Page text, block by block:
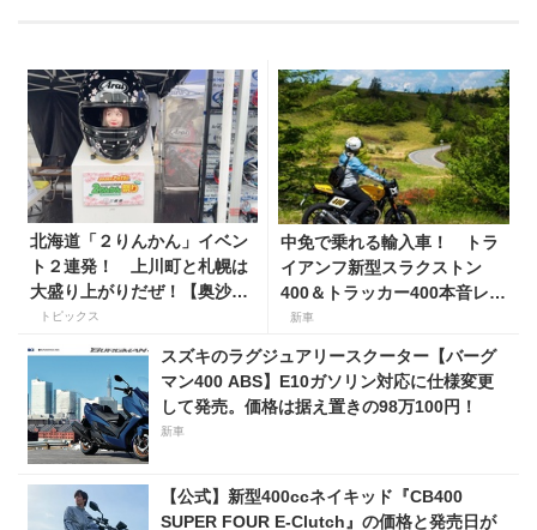
北海道「２りんかん」イベン
ト２連発！ 上川町と札幌は
大盛り上がりだぜ！【奥沙織
のバイク日和 第3回】
トピックス
中免で乗れる輸入車！ トラ
イアンフ新型スラクストン
400＆トラッカー400本音レビ
ュー【身長154cmの足着き
新車
スズキのラグジュアリースクーター【バーグ
マン400 ABS】E10ガソリン対応に仕様変更
して発売。価格は据え置きの98万100円！
新車
【公式】新型400ccネイキッド『CB400
SUPER FOUR E-Clutch』の価格と発売日が